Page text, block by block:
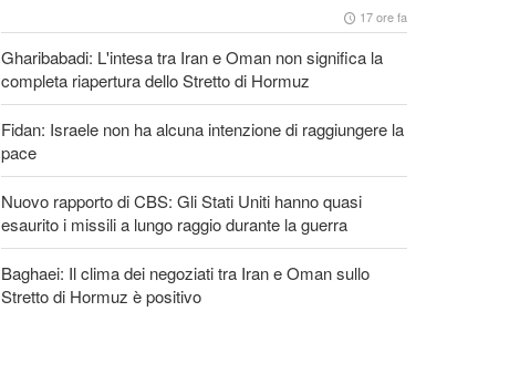
17 ore fa
Gharibabadi: L'intesa tra Iran e Oman non significa la
completa riapertura dello Stretto di Hormuz
Fidan: Israele non ha alcuna intenzione di raggiungere la
pace
Nuovo rapporto di CBS: Gli Stati Uniti hanno quasi
esaurito i missili a lungo raggio durante la guerra
Baghaei: Il clima dei negoziati tra Iran e Oman sullo
Stretto di Hormuz è positivo